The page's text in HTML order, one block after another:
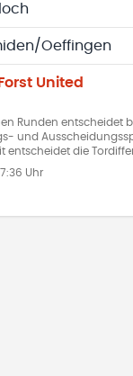
Oeffingen
United
Runden entscheidet
und
entscheidet die
Uhr